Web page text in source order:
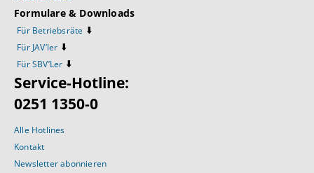
Formulare & Downloads
Für Betriebsräte ⬇️
Für JAV’ler ⬇️
Für SBV’Ler ⬇️
Service-Hotline:
0251 1350-0
Alle Hotlines
Kontakt
Newsletter abonnieren